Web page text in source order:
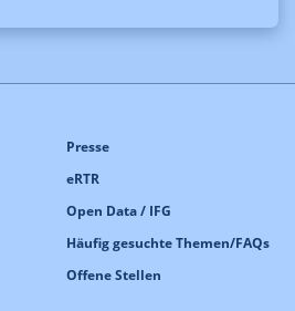
Presse
eRTR
Open Data / IFG
Häufig gesuchte Themen/FAQs
Offene Stellen